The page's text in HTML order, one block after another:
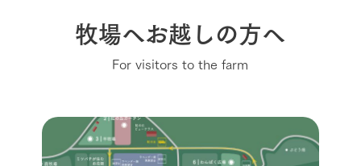
牧場へお越しの方へ
For visitors to the farm